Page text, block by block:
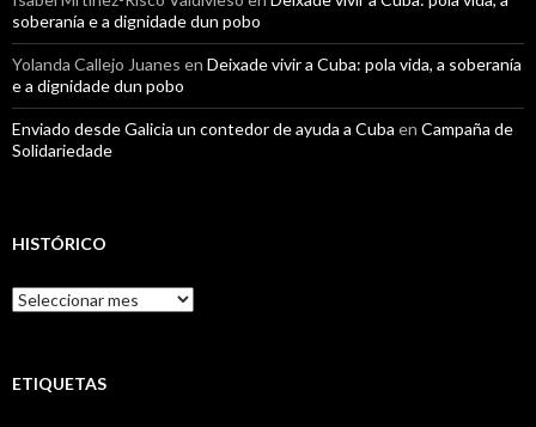
soberanía e a dignidade dun pobo
Yolanda Callejo Juanes en Deixade vivir a Cuba: pola vida, a soberanía
e a dignidade dun pobo
Enviado desde Galicia un contedor de ayuda a Cuba en Campaña de
Solidariedade
HISTÓRICO
Histórico
ETIQUETAS